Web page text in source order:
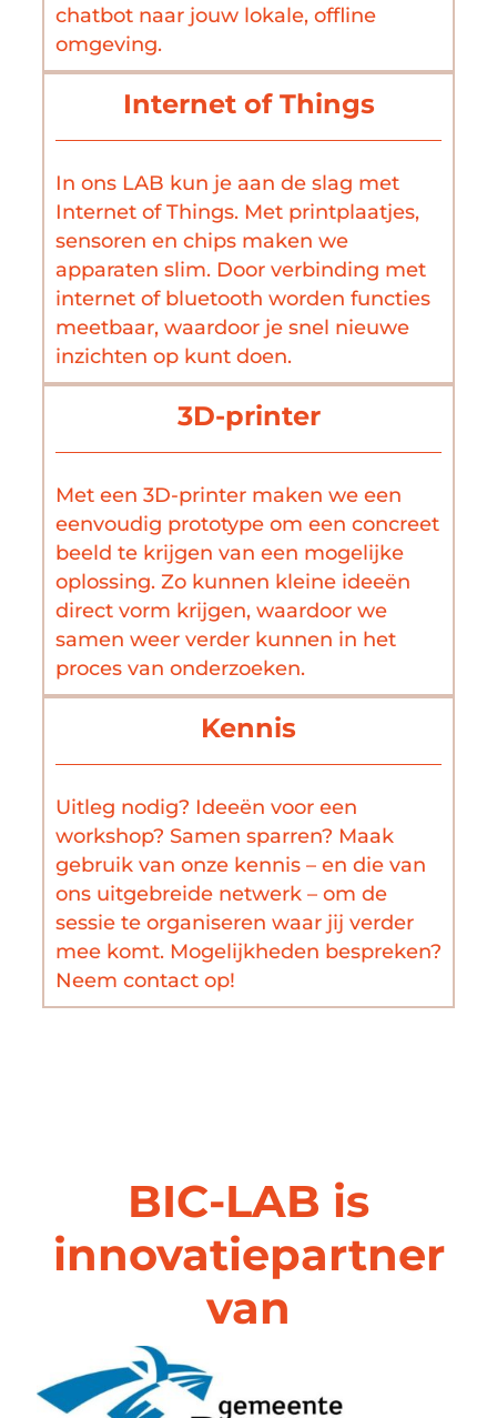
chatbot naar jouw lokale, offline
omgeving.
Internet of Things
In ons LAB kun je aan de slag met
Internet of Things. Met printplaatjes,
sensoren en chips maken we
apparaten slim. Door verbinding met
internet of bluetooth worden functies
meetbaar, waardoor je snel nieuwe
inzichten op kunt doen.
3D-printer
Met een 3D-printer maken we een
eenvoudig prototype om een concreet
beeld te krijgen van een mogelijke
oplossing. Zo kunnen kleine ideeën
direct vorm krijgen, waardoor we
samen weer verder kunnen in het
proces van onderzoeken.
Kennis
Uitleg nodig? Ideeën voor een
workshop? Samen sparren? Maak
gebruik van onze kennis – en die van
ons uitgebreide netwerk – om de
sessie te organiseren waar jij verder
mee komt. Mogelijkheden bespreken?
Neem contact op!
BIC-LAB is
innovatiepartner
van